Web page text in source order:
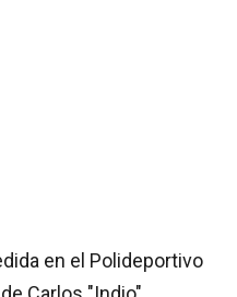
en el Polideportivo